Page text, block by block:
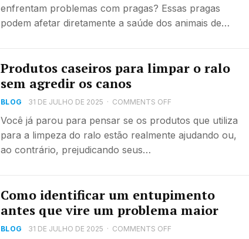
enfrentam problemas com pragas? Essas pragas
podem afetar diretamente a saúde dos animais de…
Produtos caseiros para limpar o ralo
sem agredir os canos
BLOG 31 DE JULHO DE 2025 · COMMENTS OFF
Você já parou para pensar se os produtos que utiliza
para a limpeza do ralo estão realmente ajudando ou,
ao contrário, prejudicando seus…
Como identificar um entupimento
antes que vire um problema maior
BLOG 31 DE JULHO DE 2025 · COMMENTS OFF